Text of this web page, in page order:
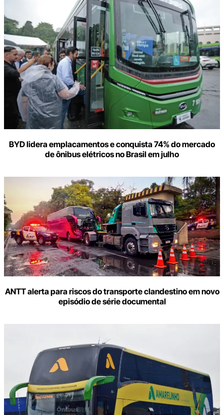
BYD lidera emplacamentos e conquista 74% do mercado
de ônibus elétricos no Brasil em julho
ANTT alerta para riscos do transporte clandestino em novo
episódio de série documental